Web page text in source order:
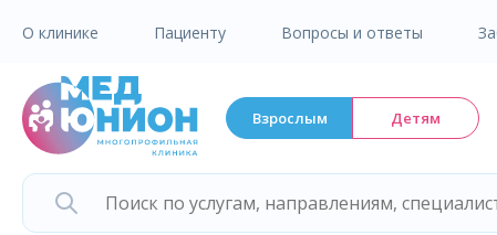
О клинике Пациенту Вопросы и ответы
Взрослым Детям